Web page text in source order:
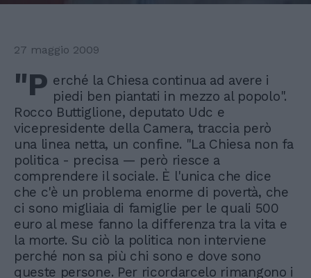
27 maggio 2009
"P erché la Chiesa continua ad avere i
piedi ben piantati in mezzo al popolo".
Rocco Buttiglione, deputato Udc e
vicepresidente della Camera, traccia però
una linea netta, un confine. "La Chiesa non fa
politica - precisa — però riesce a
comprendere il sociale. È l'unica che dice
che c'è un problema enorme di povertà, che
ci sono migliaia di famiglie per le quali 500
euro al mese fanno la differenza tra la vita e
la morte. Su ciò la politica non interviene
perché non sa più chi sono e dove sono
queste persone. Per ricordarcelo rimangono i